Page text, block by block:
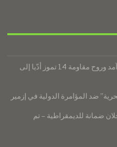
​​​​​​​قره يلان: صرخة مقاومة سجن آمد وروح مقاومة 14 تموز أدّيا إلى
ضد المؤامرة الدولية في إزمير
ضمانة للديمقراطية – تم